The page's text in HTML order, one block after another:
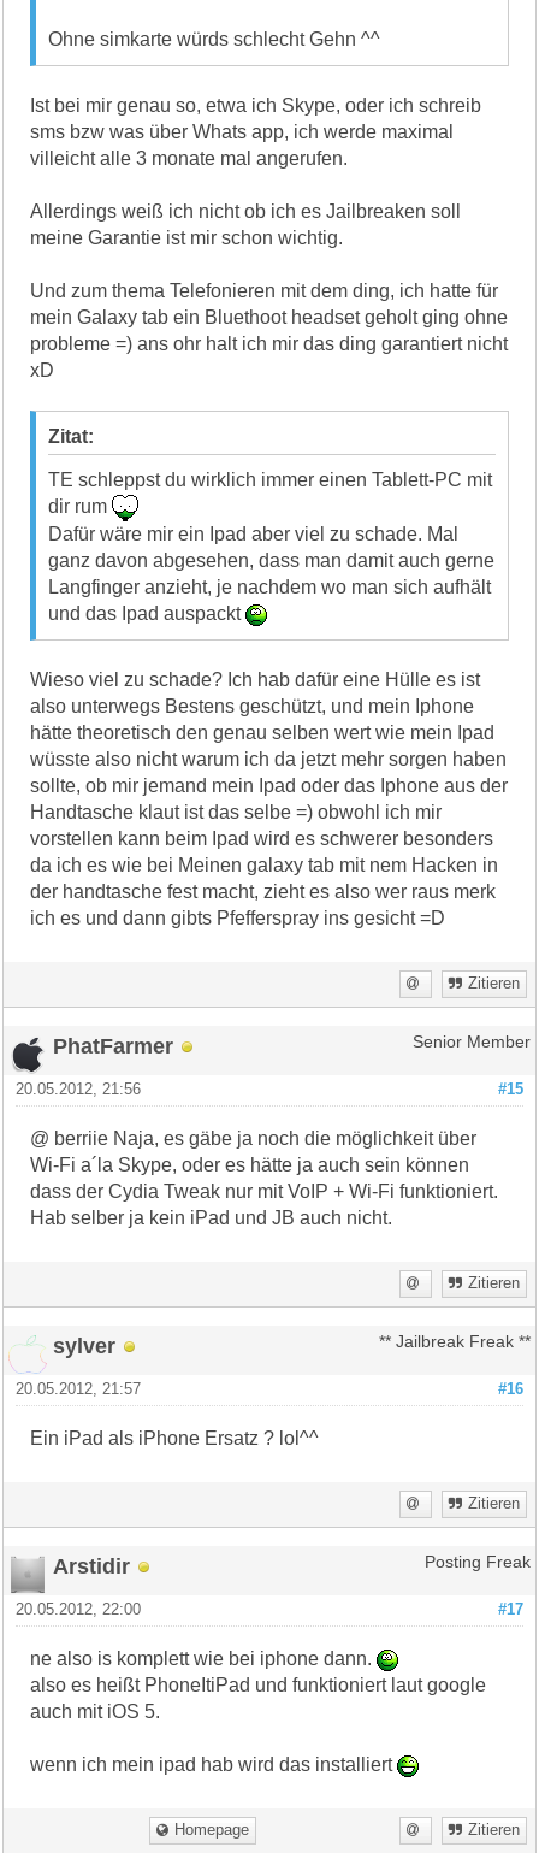
Ohne simkarte würds schlecht Gehn ^^
Ist bei mir genau so, etwa ich Skype, oder ich schreib
sms bzw was über Whats app, ich werde maximal
villeicht alle 3 monate mal angerufen.
Allerdings weiß ich nicht ob ich es Jailbreaken soll
meine Garantie ist mir schon wichtig.
Und zum thema Telefonieren mit dem ding, ich hatte für
mein Galaxy tab ein Bluethoot headset geholt ging ohne
probleme =) ans ohr halt ich mir das ding garantiert nicht
xD
Zitat:
TE schleppst du wirklich immer einen Tablett-PC mit
dir rum
Dafür wäre mir ein Ipad aber viel zu schade. Mal
ganz davon abgesehen, dass man damit auch gerne
Langfinger anzieht, je nachdem wo man sich aufhält
und das Ipad auspackt
Wieso viel zu schade? Ich hab dafür eine Hülle es ist
also unterwegs Bestens geschützt, und mein Iphone
hätte theoretisch den genau selben wert wie mein Ipad
wüsste also nicht warum ich da jetzt mehr sorgen haben
sollte, ob mir jemand mein Ipad oder das Iphone aus der
Handtasche klaut ist das selbe =) obwohl ich mir
vorstellen kann beim Ipad wird es schwerer besonders
da ich es wie bei Meinen galaxy tab mit nem Hacken in
der handtasche fest macht, zieht es also wer raus merk
ich es und dann gibts Pfefferspray ins gesicht =D
Zitieren
PhatFarmer Senior Member
#15
20.05.2012, 21:56
@ berriie Naja, es gäbe ja noch die möglichkeit über
Wi-Fi a´la Skype, oder es hätte ja auch sein können
dass der Cydia Tweak nur mit VoIP + Wi-Fi funktioniert.
Hab selber ja kein iPad und JB auch nicht.
Zitieren
sylver ** Jailbreak Freak **
#16
20.05.2012, 21:57
Ein iPad als iPhone Ersatz ? lol^^
Zitieren
Arstidir Posting Freak
#17
20.05.2012, 22:00
ne also is komplett wie bei iphone dann.
also es heißt PhoneItiPad und funktioniert laut google
auch mit iOS 5.
wenn ich mein ipad hab wird das installiert
Homepage Zitieren